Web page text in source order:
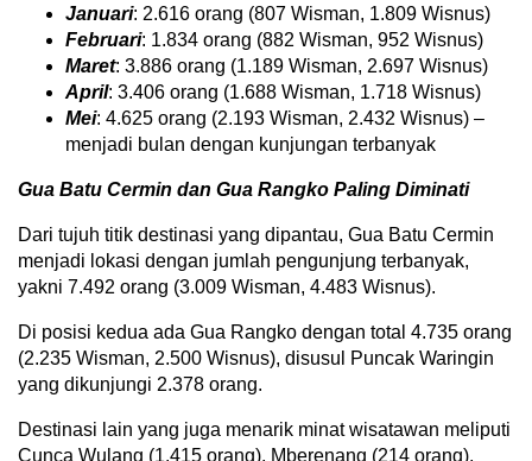
Januari: 2.616 orang (807 Wisman, 1.809 Wisnus)
Februari: 1.834 orang (882 Wisman, 952 Wisnus)
Maret: 3.886 orang (1.189 Wisman, 2.697 Wisnus)
April: 3.406 orang (1.688 Wisman, 1.718 Wisnus)
Mei: 4.625 orang (2.193 Wisman, 2.432 Wisnus) –
menjadi bulan dengan kunjungan terbanyak
Gua Batu Cermin dan Gua Rangko Paling Diminati
Dari tujuh titik destinasi yang dipantau, Gua Batu Cermin
menjadi lokasi dengan jumlah pengunjung terbanyak,
yakni 7.492 orang (3.009 Wisman, 4.483 Wisnus).
Di posisi kedua ada Gua Rangko dengan total 4.735 orang
(2.235 Wisman, 2.500 Wisnus), disusul Puncak Waringin
yang dikunjungi 2.378 orang.
Destinasi lain yang juga menarik minat wisatawan meliputi
Cunca Wulang (1.415 orang), Mberenang (214 orang),